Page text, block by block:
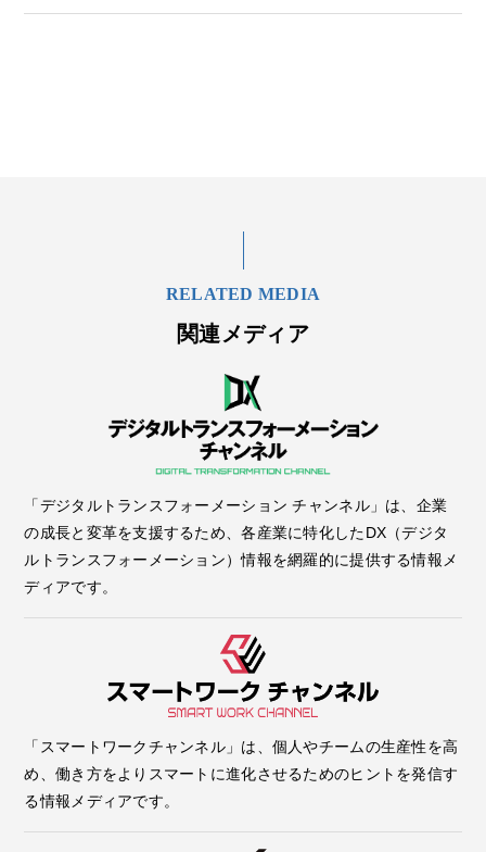
RELATED MEDIA
関連メディア
「デジタルトランスフォーメーション チャンネル」は、企業
の成長と変革を支援するため、各産業に特化したDX（デジタ
ルトランスフォーメーション）情報を網羅的に提供する情報メ
ディアです。
「スマートワークチャンネル」は、個人やチームの生産性を高
め、働き方をよりスマートに進化させるためのヒントを発信す
る情報メディアです。